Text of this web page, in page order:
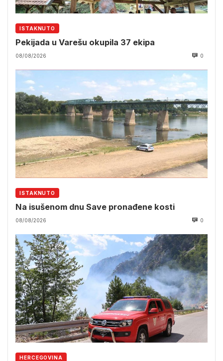
ISTAKNUTO
Pekijada u Varešu okupila 37 ekipa
08/08/2026 0
ISTAKNUTO
Na isušenom dnu Save pronađene kosti
08/08/2026 0
HERCEGOVINA